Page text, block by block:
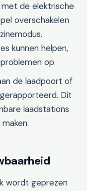
de elektrische
overschakelen
kunnen helpen,
op.
de laadpoort of
Dit
laadstations
wordt geprezen